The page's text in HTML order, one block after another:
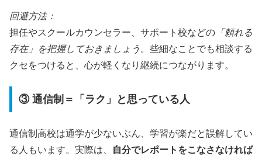
回避方法：
担任やスクールカウンセラー、サポート校などの 「頼れる
存在」を把握しておきましょう 。些細なことでも相談する
クセをつけると、心が軽くなり継続につながります。
③ 通信制＝「ラク」と思っている人
通信制高校は通学が少ないぶん、学習が楽だと誤解してい
る人もいます。実際は、
自分でレポートをこなさなければ